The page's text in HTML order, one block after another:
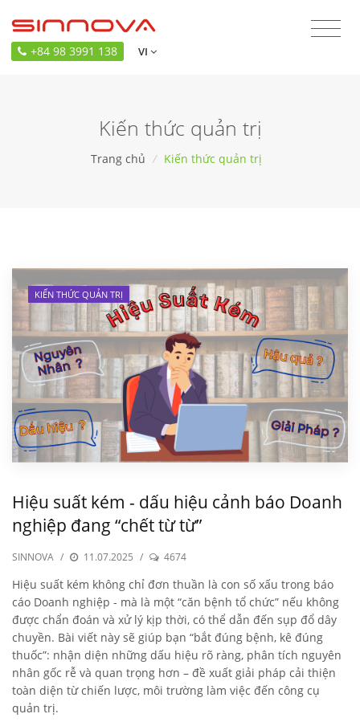
+84 98 3991 138 VI
Kiến thức quản trị
Trang chủ / Kiến thức quản trị
KIẾN THỨC QUẢN TRỊ
Hiệu suất kém - dấu hiệu cảnh báo Doanh
nghiệp đang “chết từ từ”
SINNOVA / 11.07.2025 / 4674
Hiệu suất kém không chỉ đơn thuần là con số xấu trong báo
cáo Doanh nghiệp - mà là một “căn bệnh tổ chức” nếu không
được chẩn đoán và xử lý kịp thời, có thể dẫn đến sụp đổ dây
chuyền. Bài viết này sẽ giúp bạn “bắt đúng bệnh, kê đúng
thuốc”: nhận diện những dấu hiệu rõ ràng, phân tích nguyên
nhân gốc rễ và quan trọng hơn – đề xuất giải pháp cải thiện
toàn diện từ chiến lược, môi trường làm việc đến công cụ
quản trị.